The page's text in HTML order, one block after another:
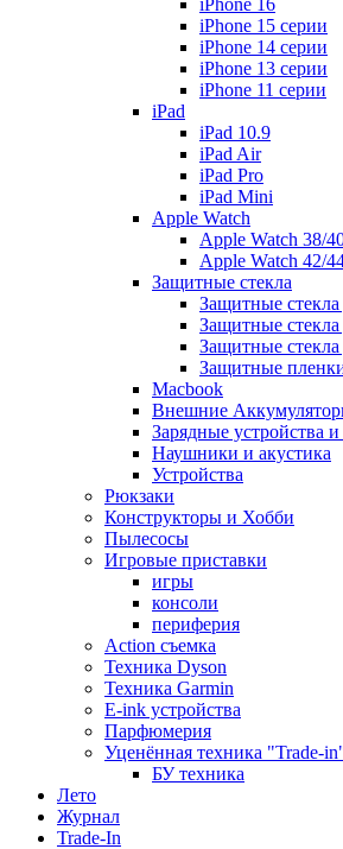
iPhone 16
iPhone 15 серии
iPhone 14 серии
iPhone 13 серии
iPhone 11 серии
iPad
iPad 10.9
iPad Air
iPad Pro
iPad Mini
Apple Watch
Apple Watch 38/
Apple Watch 42/
Защитные стекла
Защитные стекла
Защитные стекла
Защитные
Защитные
Macbook
Внешние
Зарядные устройства и
Наушники и акустика
Устройства
Рюкзаки
Конструкторы и Хобби
Пылесосы
Игровые приставки
игры
консоли
периферия
Action съемка
Техника Dyson
Техника Garmin
E-ink устройства
Парфюмерия
Уценённая техника "Trade-
БУ техника
Лето
Журнал
Trade-In